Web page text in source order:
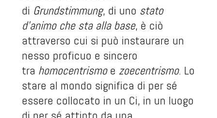
di Grundstimmung, di uno stato
d’animo che sta alla base, è ciò
attraverso cui si può instaurare un
nesso proficuo e sincero
tra homocentrismoe zoecentrismo. Lo
stare al mondo significa di per sé
essere collocato in un Ci, in un luogo